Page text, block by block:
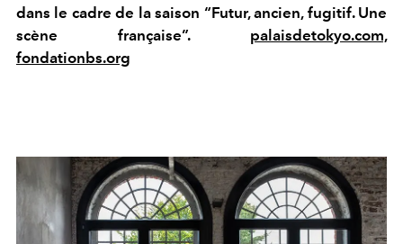
dans le cadre de la saison “Futur, ancien, fugitif. Une
scène française”. palaisdetokyo.com,
fondationbs.org